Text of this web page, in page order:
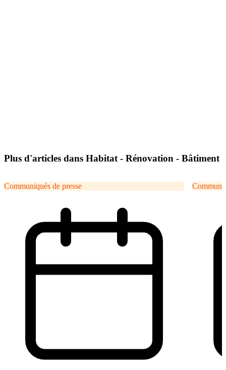
Plus d'articles dans Habitat - Rénovation - Bâtiment
Communiqués de presse